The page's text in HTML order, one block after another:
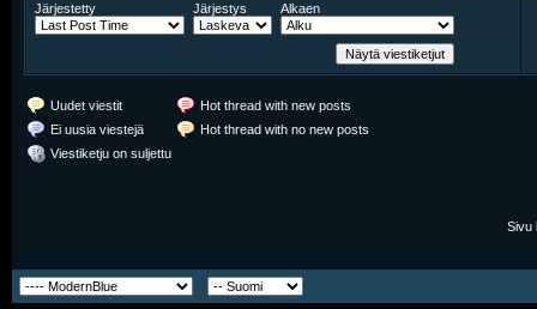
Järjestetty
Järjestys Alkaen
Uudet viestit
Hot thread with new posts
Ei uusia viestejä
Hot thread with no new posts
Viestiketju on suljettu
Sivu